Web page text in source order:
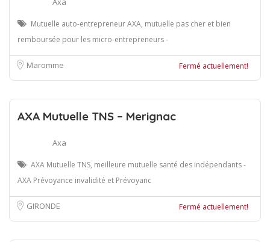
Mutuelle auto-entrepreneur AXA, mutuelle pas cher et bien
remboursée pour les micro-entrepreneurs -
Maromme Fermé actuellement!
AXA Mutuelle TNS – Merignac
Axa
AXA Mutuelle TNS, meilleure mutuelle santé des indépendants -
AXA Prévoyance invalidité et Prévoyanc
GIRONDE Fermé actuellement!